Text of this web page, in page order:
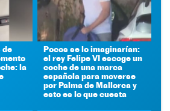
de
la
Pocos se lo imaginarían:
el rey Felipe VI escoge un
coche de una marca
española para moverse
por Palma de Mallorca y
esto es lo que cuesta